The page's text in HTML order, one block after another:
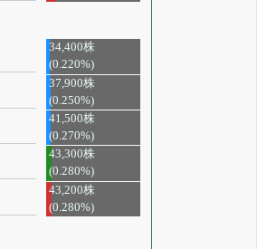
34,400株
(0.220%)
37,900株
(0.250%)
41,500株
(0.270%)
43,300株
(0.280%)
43,200株
(0.280%)